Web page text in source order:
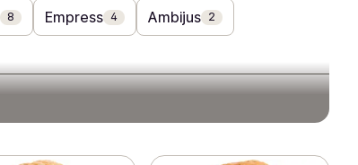
8 Empress 4 Ambijus 2